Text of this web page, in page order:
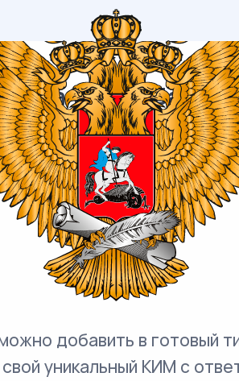
ЕГЭ / База /
залил в бак 20 литров
добавить в готовый
уникальный КИМ с